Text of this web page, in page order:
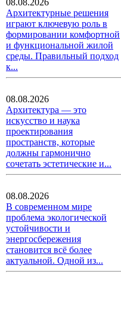
08.08.2026
Архитектурные решения
играют ключевую роль в
формировании комфортной
и функциональной жилой
среды. Правильный подход
к...
08.08.2026
Архитектура — это
искусство и наука
проектирования
пространств, которые
должны гармонично
сочетать эстетические и...
08.08.2026
В современном мире
проблема экологической
устойчивости и
энергосбережения
становится всё более
актуальной. Одной из...